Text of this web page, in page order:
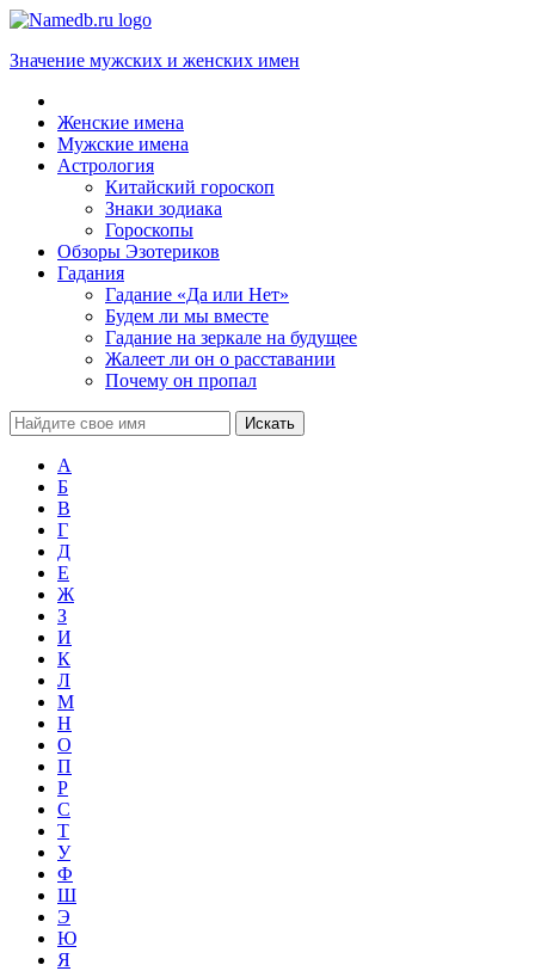
Значение мужских и женских имен
Женские имена
Мужские имена
Астрология
Китайский гороскоп
Знаки зодиака
Гороскопы
Обзоры Эзотериков
Гадания
Гадание «Да или Нет»
Будем ли мы вместе
Гадание на зеркале на будущее
Жалеет ли он о расставании
Почему он пропал
А
Б
В
Г
Д
Е
Ж
З
И
К
Л
М
Н
О
П
Р
С
Т
У
Ф
Ш
Э
Ю
Я